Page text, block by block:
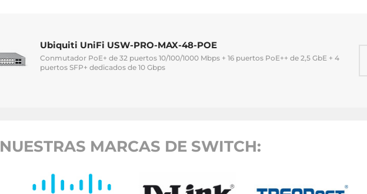
Ubiquiti UniFi USW-PRO-MAX-48-POE
Conmutador PoE+ de 32 puertos 10/100/1000 Mbps + 16 puertos PoE++ de 2,5 GbE + 4
puertos SFP+ dedicados de 10 Gbps
NUESTRAS MARCAS DE SWITCH: